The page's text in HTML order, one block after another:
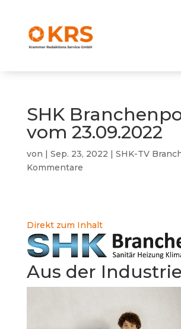
SHK
vom 23.09.2022
von | Sep. 23, 2022 | SHK-TV
Kommentare
Direkt zum Inhalt
Aus der Industrie